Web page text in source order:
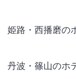
姫路・西播磨の
丹波・篠山のホ